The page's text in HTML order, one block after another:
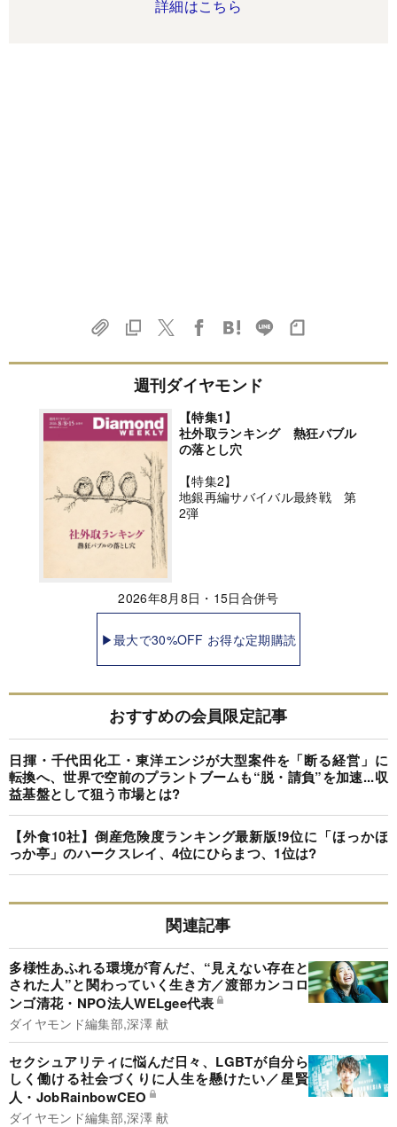
詳細はこちら
週刊ダイヤモンド
【特集1】
社外取ランキング 熱狂バブル
の落とし穴
【特集2】
地銀再編サバイバル最終戦 第
2弾
2026年8月8日・15日合併号
▶最大で30%OFF お得な定期購読
おすすめの会員限定記事
日揮・千代田化工・東洋エンジが大型案件を「断る経営」に
転換へ、世界で空前のプラントブームも“脱・請負”を加速...収
益基盤として狙う市場とは?
【外食10社】倒産危険度ランキング最新版!9位に「ほっかほ
っか亭」のハークスレイ、4位にひらまつ、1位は?
関連記事
多様性あふれる環境が育んだ、“見えない存在と
された人”と関わっていく生き方／渡部カンコロ
ンゴ清花・NPO法人WELgee代表
ダイヤモンド編集部,深澤 献
セクシュアリティに悩んだ日々、LGBTが自分ら
しく働ける社会づくりに人生を懸けたい／星賢
人・JobRainbowCEO
ダイヤモンド編集部,深澤 献